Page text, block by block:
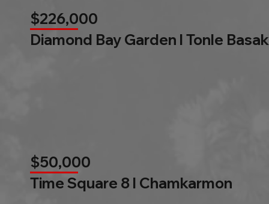
$226,000
Diamond Bay Garden l Tonle Basak
$50,000
Time Square 8 l Chamkarmon